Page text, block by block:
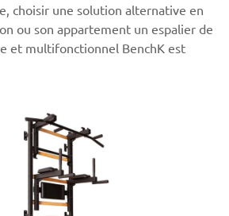
choisir une solution alternative en
ou son appartement un espalier de
et multifonctionnel BenchK est